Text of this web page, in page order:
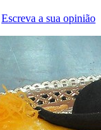
Escreva a sua opinião